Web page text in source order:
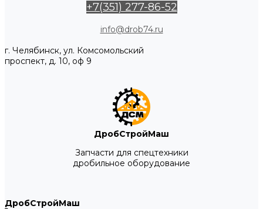
+7(351) 277-86-52
info@drob74.ru
г. Челябинск, ул. Комсомольский
проспект, д. 10, оф 9
ДробСтройМаш
Запчасти для спецтехники
дробильное оборудование
ДробСтройМаш